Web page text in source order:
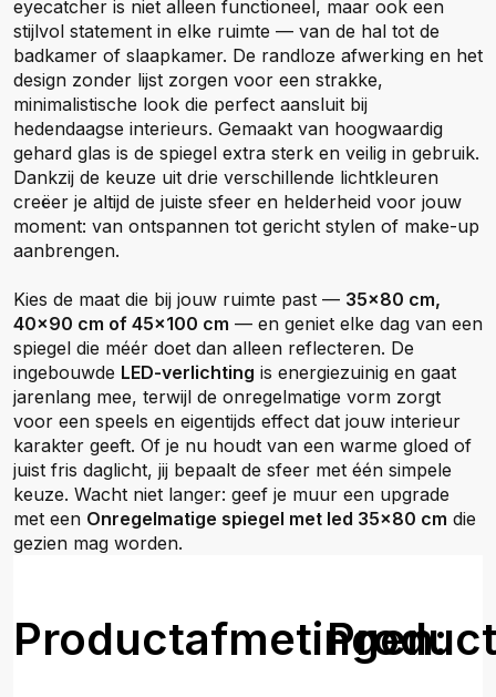
eyecatcher is niet alleen functioneel, maar ook een
stijlvol statement in elke ruimte — van de hal tot de
badkamer of slaapkamer. De randloze afwerking en het
design zonder lijst zorgen voor een strakke,
minimalistische look die perfect aansluit bij
hedendaagse interieurs. Gemaakt van hoogwaardig
gehard glas is de spiegel extra sterk en veilig in gebruik.
Dankzij de keuze uit drie verschillende lichtkleuren
creëer je altijd de juiste sfeer en helderheid voor jouw
moment: van ontspannen tot gericht stylen of make-up
aanbrengen.
Kies de maat die bij jouw ruimte past — 35x80 cm,
40x90 cm of 45x100 cm — en geniet elke dag van een
spiegel die méér doet dan alleen reflecteren. De
ingebouwde LED-verlichting is energiezuinig en gaat
jarenlang mee, terwijl de onregelmatige vorm zorgt
voor een speels en eigentijds effect dat jouw interieur
karakter geeft. Of je nu houdt van een warme gloed of
juist fris daglicht, jij bepaalt de sfeer met één simpele
keuze. Wacht niet langer: geef je muur een upgrade
met een Onregelmatige spiegel met led 35x80 cm die
gezien mag worden.
Productafmetingen: